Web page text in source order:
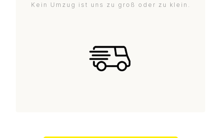
Kein Umzug ist uns zu groß oder zu klein.